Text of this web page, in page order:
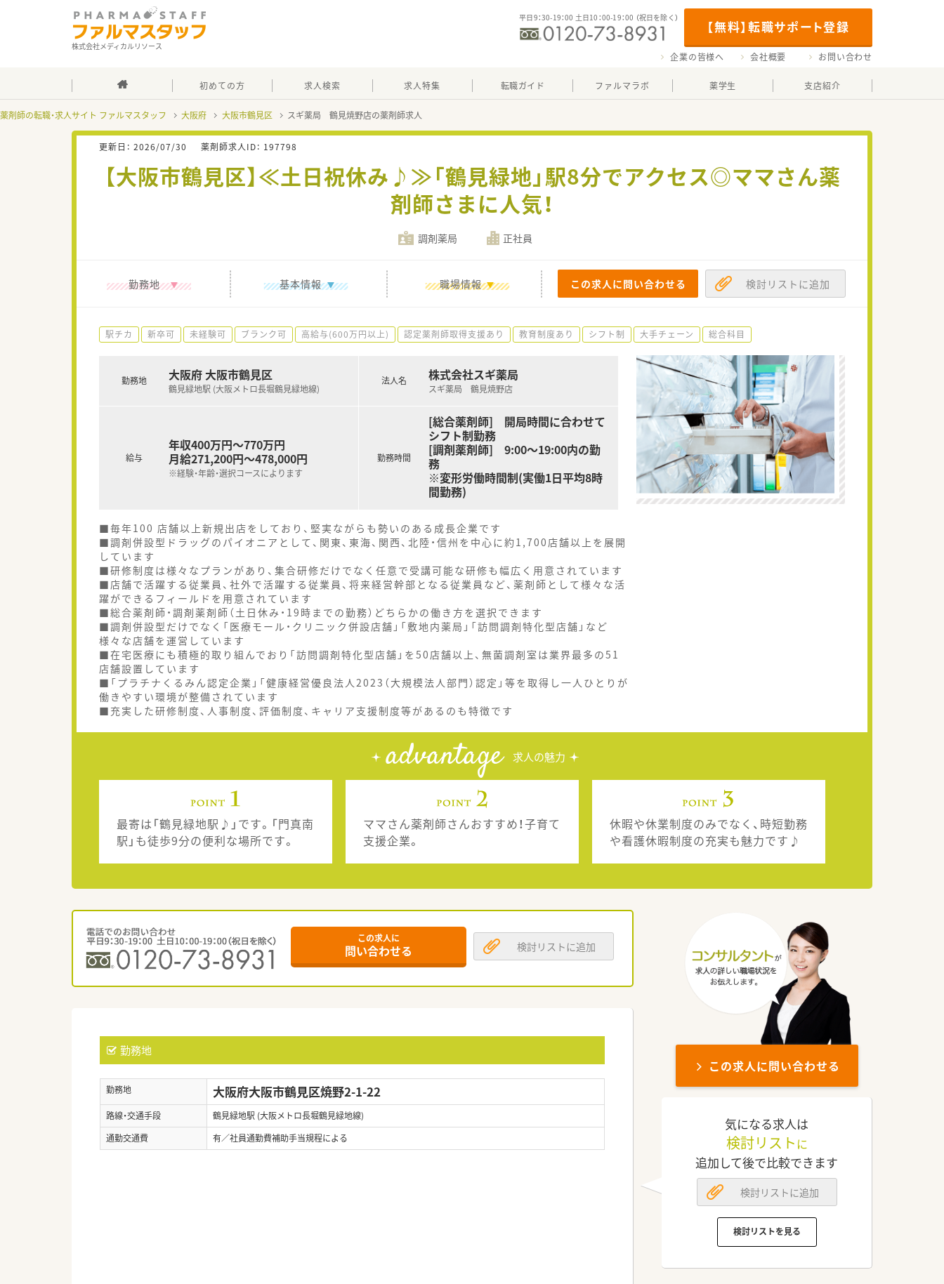
株式会社メディカルリソース
【無料】転職サポート登録
平日9：30-19：00 土日10：00-19：00 （祝日を除く）
企業の皆様へ 会社概要 お問い合わせ
初めての方 求人検索 求人特集 転職ガイド ファルマラボ 薬学生 支店紹介
薬剤師の転職・求人サイト ファルマスタッフ 大阪府 大阪市鶴見区 スギ薬局 鶴見焼野店の薬剤師求人
更新日： 2026/07/30 薬剤師求人ID： 197798
【大阪市鶴見区】≪土日祝休み♪≫「鶴見緑地」駅8分でアクセス◎ママさん薬
剤師さまに人気！
調剤薬局 正社員
勤務地 基本情報 職場情報 この求人に問い合わせる 検討リストに追加
駅チカ 新卒可 未経験可 ブランク可 高給与(600万円以上) 認定薬剤師取得支援あり 教育制度あり シフト制 大手チェーン 総合科目
勤務地 大阪府 大阪市鶴見区
鶴見緑地駅 (大阪メトロ長堀鶴見緑地線)
給与
年収400万円～770万円
月給271,200円～478,000円
※経験・年齢・選択コースによります
法人名 株式会社スギ薬局
スギ薬局 鶴見焼野店
勤務時間
[総合薬剤師] 開局時間に合わせて
シフト制勤務
[調剤薬剤師] 9:00～19:00内の勤
務
※変形労働時間制(実働1日平均8時
間勤務)
■毎年100 店舗以上新規出店をしており、堅実ながらも勢いのある成長企業です
■調剤併設型ドラッグのパイオニアとして、関東、東海、関西、北陸・信州を中心に約1,700店舗以上を展開
しています
■研修制度は様々なプランがあり、集合研修だけでなく任意で受講可能な研修も幅広く用意されています
■店舗で活躍する従業員、社外で活躍する従業員、将来経営幹部となる従業員など、薬剤師として様々な活
躍ができるフィールドを用意されています
■総合薬剤師・調剤薬剤師（土日休み・19時までの勤務）どちらかの働き方を選択できます
■調剤併設型だけでなく「医療モール・クリニック併設店舗」「敷地内薬局」「訪問調剤特化型店舗」など
様々な店舗を運営しています
■在宅医療にも積極的取り組んでおり「訪問調剤特化型店舗」を50店舗以上、無菌調剤室は業界最多の51
店舗設置しています
■「プラチナくるみん認定企業」「健康経営優良法人2023（大規模法人部門）認定」等を取得し一人ひとりが
働きやすい環境が整備されています
■充実した研修制度、人事制度、評価制度、キャリア支援制度等があるのも特徴です
advantage 求人の魅力
最寄は「鶴見緑地駅♪」です。「門真南
駅」も徒歩9分の便利な場所です。
ママさん薬剤師さんおすすめ！子育て
支援企業。
休暇や休業制度のみでなく、時短勤務
や看護休暇制度の充実も魅力です♪
この求人に
問い合わせる 検討リストに追加
勤務地
勤務地 大阪府大阪市鶴見区焼野2-1-22
路線・交通手段
鶴見緑地駅 (大阪メトロ長堀鶴見緑地線)
通勤交通費
有／社員通勤費補助手当規程による
この求人に問い合わせる
気になる求人は
検討リスト に
追加して後で比較できます
検討リストに追加
検討リストを見る